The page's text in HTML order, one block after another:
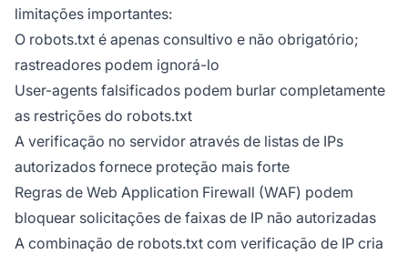
limitações importantes:
O robots.txt é apenas consultivo e não obrigatório;
rastreadores podem ignorá-lo
User-agents falsificados podem burlar completamente
as restrições do robots.txt
A verificação no servidor através de listas de IPs
autorizados fornece proteção mais forte
Regras de Web Application Firewall (WAF) podem
bloquear solicitações de faixas de IP não autorizadas
A combinação de robots.txt com verificação de IP cria